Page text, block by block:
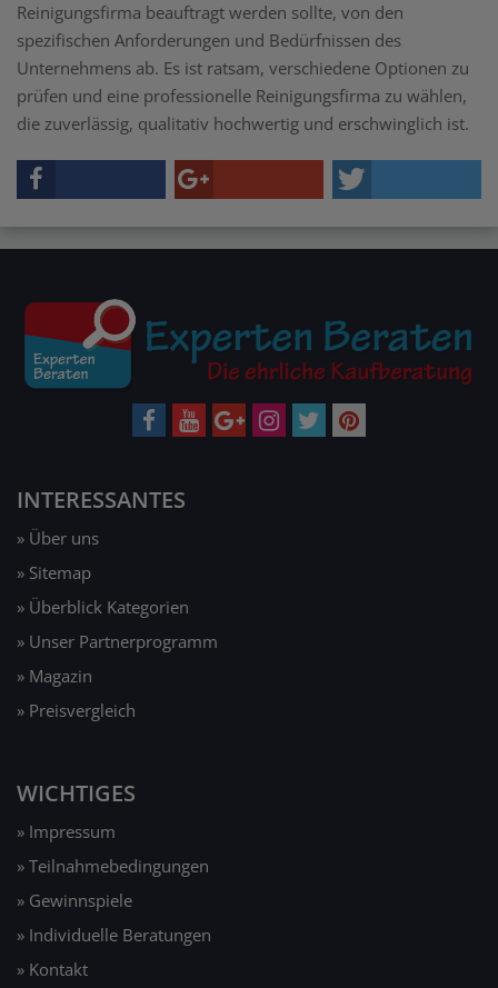
Reinigungsfirma beauftragt werden sollte, von den
spezifischen Anforderungen und Bedürfnissen des
Unternehmens ab. Es ist ratsam, verschiedene Optionen zu
prüfen und eine professionelle Reinigungsfirma zu wählen,
die zuverlässig, qualitativ hochwertig und erschwinglich ist.
INTERESSANTES
» Über uns
» Sitemap
» Überblick Kategorien
» Unser Partnerprogramm
» Magazin
» Preisvergleich
WICHTIGES
» Impressum
» Teilnahmebedingungen
» Gewinnspiele
» Individuelle Beratungen
» Kontakt